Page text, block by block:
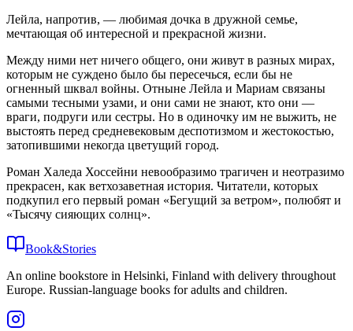
Лейла, напротив, — любимая дочка в дружной семье,
мечтающая об интересной и прекрасной жизни.
Между ними нет ничего общего, они живут в разных мирах,
которым не суждено было бы пересечься, если бы не
огненный шквал войны. Отныне Лейла и Мариам связаны
самыми тесными узами, и они сами не знают, кто они —
враги, подруги или сестры. Но в одиночку им не выжить, не
выстоять перед средневековым деспотизмом и жестокостью,
затопившими некогда цветущий город.
Роман Халеда Хоссейни невообразимо трагичен и неотразимо
прекрасен, как ветхозаветная история. Читатели, которых
подкупил его первый роман «Бегущий за ветром», полюбят и
«Тысячу сияющих солнц».
Book&Stories
An online bookstore in Helsinki, Finland with delivery throughout
Europe. Russian-language books for adults and children.